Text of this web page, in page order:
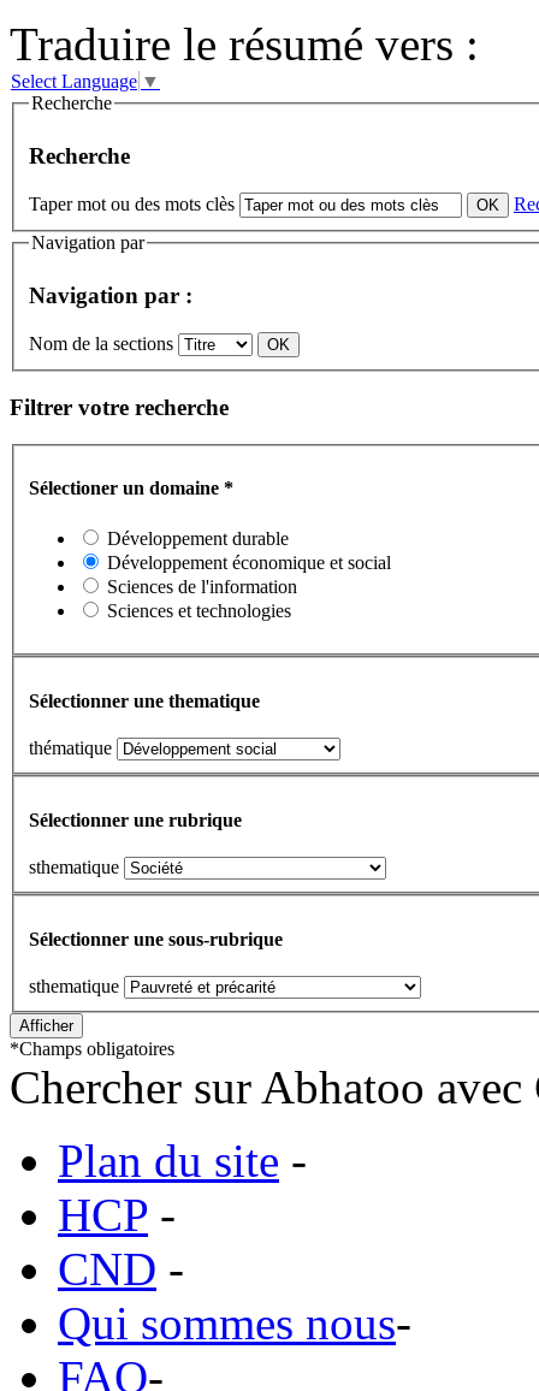
Traduire le résumé vers :
Select Language ▼
Recherche
Recherche
Taper mot ou des mots clès
Navigation par
Navigation par :
Nom de la sections
Filtrer votre recherche
Sélectioner un domaine *
Développement durable
Développement économique et social
Sciences de l'information
Sciences et technologies
Sélectionner une thematique
thématique
Sélectionner une rubrique
sthematique
Sélectionner une sous-rubrique
sthematique
*Champs obligatoires
Chercher sur Abhatoo
Plan du site -
HCP -
CND -
Qui sommes nous-
FAQ-